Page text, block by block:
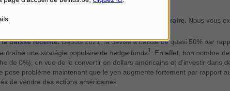
baisse ne soit pas structurelle mais plutôt temporaire. Nous vous
baisse récente.Depuis 2021, la devise a baissé de quasi 50% par
une stratégie populaire de hedge funds1
. En effet, bon nombre
de 0%), en vue de le convertir en dollars américains et d’investir dans
problème maintenant que le yen augmente fortement par rapport
de vendre des actions américaines.